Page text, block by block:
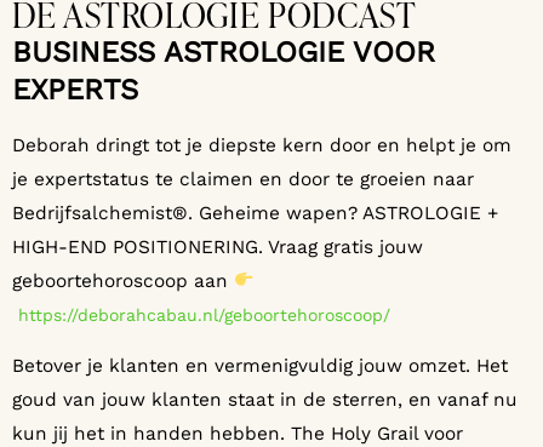
DE ASTROLOGIE PODCAST
BUSINESS ASTROLOGIE VOOR
EXPERTS
Deborah dringt tot je diepste kern door en helpt je om
je expertstatus te claimen en door te groeien naar
Bedrijfsalchemist®. Geheime wapen? ASTROLOGIE +
HIGH-END POSITIONERING. Vraag gratis jouw
geboortehoroscoop aan
https://deborahcabau.nl/geboortehoroscoop/
Betover je klanten en vermenigvuldig jouw omzet. Het
goud van jouw klanten staat in de sterren, en vanaf nu
kun jij het in handen hebben. The Holy Grail voor